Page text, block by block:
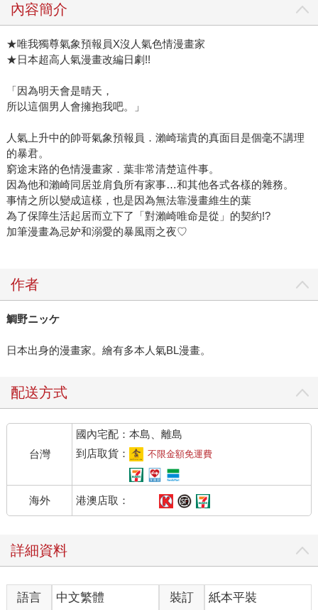
內容簡介
★唯我獨尊氣象預報員X沒人氣色情漫畫家
★日本超高人氣漫畫改編日劇!!
「因為明天會是晴天，
所以這個男人會擁抱我吧。」
人氣上升中的帥哥氣象預報員．瀨崎瑞貴的真面目是個毫不講理
的暴君。
窮途末路的色情漫畫家．葉非常清楚這件事。
因為他和瀨崎同居並肩負所有家事…和其他各式各樣的雜務。
事情之所以變成這樣，也是因為無法靠漫畫維生的葉
為了保障生活起居而立下了「對瀨崎唯命是從」的契約!?
加筆漫畫為忌妒和溺愛的暴風雨之夜♡
作者
鯛野ニッケ
日本出身的漫畫家。繪有多本人氣BL漫畫。
配送方式
台灣
國內宅配：本島、離島
到店取貨：
不限金額免運費
海外 港澳店取：
詳細資料
語言 中文繁體 裝訂 紙本平裝